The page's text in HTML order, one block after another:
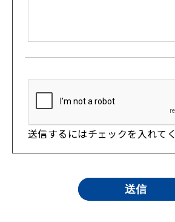
送信するにはチェックを入れて
送信